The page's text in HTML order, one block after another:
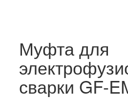
Муфта для
сварки GF-